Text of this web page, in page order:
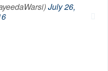
July 26,